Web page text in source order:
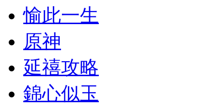
愉此一生
原神
延禧攻略
錦心似玉